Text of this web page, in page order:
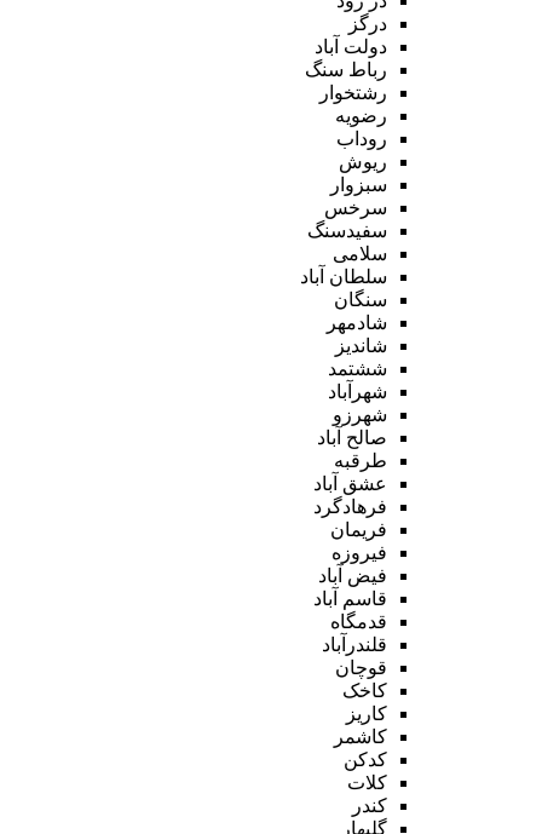
درگز
دولت آباد
رباط سنگ
رشتخوار
رضویه
روداب
ریوش
سبزوار
سرخس
سفیدسنگ
سلامی
سلطان آباد
سنگان
شادمهر
شاندیز
ششتمد
شهرآباد
شهرزو
صالح آباد
طرقبه
عشق آباد
فرهادگرد
فریمان
فیروزه
فیض آباد
قاسم آباد
قدمگاه
قلندرآباد
قوچان
کاخک
کاریز
کاشمر
کدکن
کلات
کندر
گلبهار